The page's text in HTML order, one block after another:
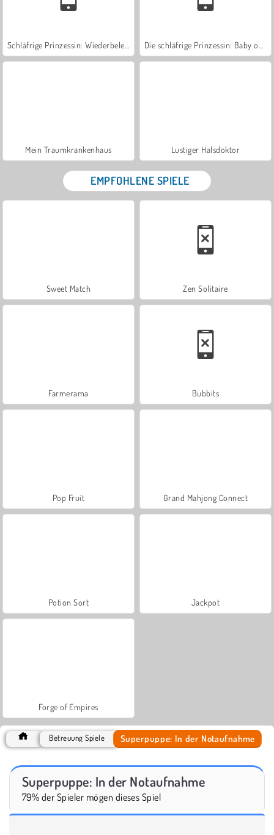
Mein Traumkrankenhaus Lustiger Halsdoktor
EMPFOHLENE SPIELE
Sweet Match Zen Solitaire
Farmerama Bubbits
Pop Fruit Grand Mahjong Connect
Potion Sort Jackpot
Forge of Empires
Betreuung Spiele Superpuppe: In der Notaufnahme
Superpuppe: In der Notaufnahme
79% der Spieler mögen dieses Spiel